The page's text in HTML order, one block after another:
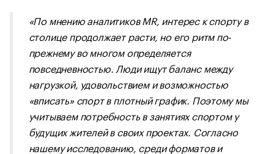
«По мнению аналитиков MR, интерес к спорту в
столице продолжает расти, но его ритм по-
прежнему во многом определяется
повседневностью. Люди ищут баланс между
нагрузкой, удовольствием и возможностью
«вписать» спорт в плотный график. Поэтому мы
учитываем потребность в занятиях спортом у
будущих жителей в своих проектах. Согласно
нашему исследованию, среди форматов и